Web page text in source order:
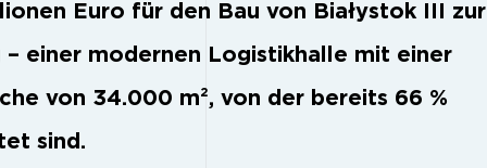
Euro für den Bau von Białystok III zur
– einer modernen Logistikhalle mit einer
von 34.000 m², von der bereits 66 %
sind.